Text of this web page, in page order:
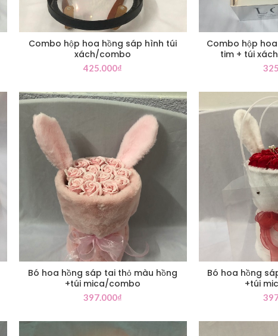
Combo hộp hoa hồng sáp hình túi
xách/combo
425.000₫
Combo hộp
tim + túi
Bó hoa hồng sáp tai thỏ màu hồng
+túi mica/combo
397.000₫
Bó hoa hồng
+túi